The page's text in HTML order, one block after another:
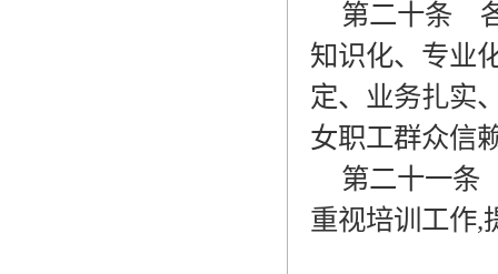
第二十条
知识化、专业
定、业务扎实
女职工群众信
第二十一条
重视培训工作,